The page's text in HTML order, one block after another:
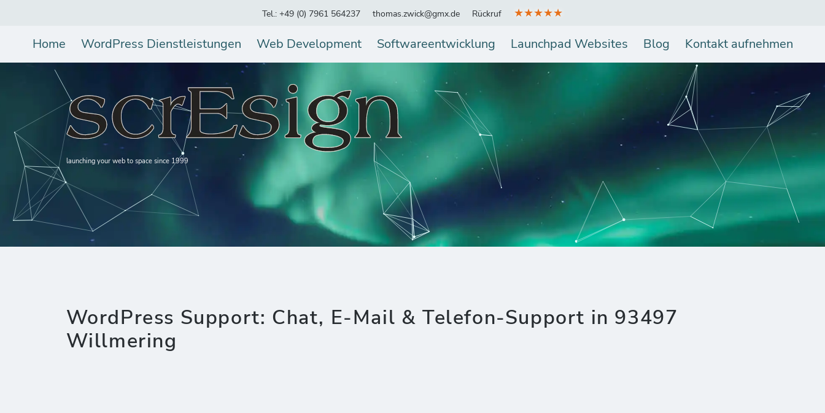
Tel.: +49 (0) 7961 564237 thomas.zwick@gmx.de Rückruf ★★★★★
Home WordPress Dienstleistungen Web Development Softwareentwicklung Launchpad Websites Blog Kontakt aufnehmen
launching your web to space since 1999
WordPress Support: Chat, E-Mail & Telefon-Support in 93497
Willmering